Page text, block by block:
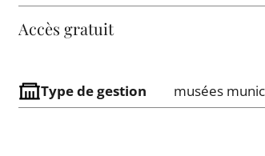
Accès gratuit
Type de gestion musées